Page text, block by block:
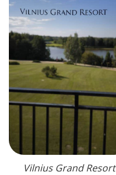
Vilnius Grand Resort